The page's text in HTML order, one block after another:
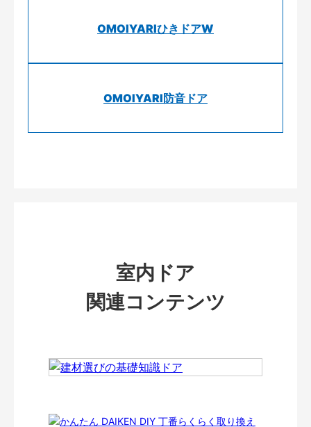
OMOIYARIひきドアW
OMOIYARI防音ドア
室内ドア
関連コンテンツ